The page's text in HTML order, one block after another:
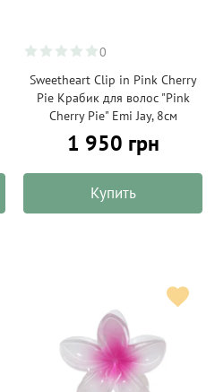
0
Sweetheart Clip in Pink Cherry
Pie Крабик для волос "Pink
Cherry Pie" Emi Jay, 8см
1 950 грн
Купить